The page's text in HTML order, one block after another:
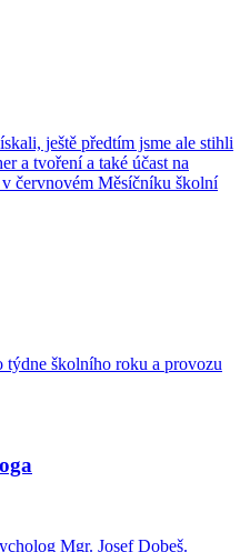
ještě předtím jsme ale stihli
a tvoření a také účast na
červnovém Měsíčníku školní
týdne školního roku a provozu
Mgr. Josef Dobeš.